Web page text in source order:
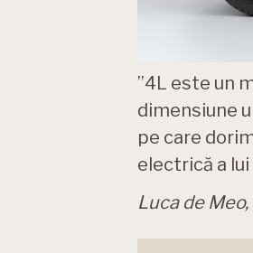
”4L este un
dimensiune
pe care
electrică a lui
Luca de